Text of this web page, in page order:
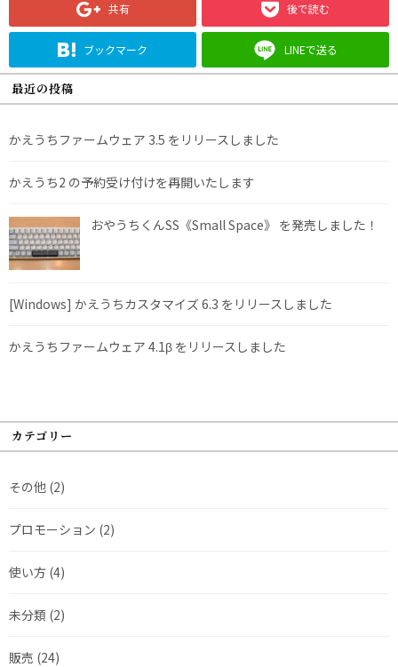
共有 後で読む
ブックマーク LINEで送る
最近の投稿
かえうちファームウェア 3.5 をリリースしました
かえうち2 の予約受け付けを再開いたします
おやうちくんSS《Small Space》 を発売しました！
[Windows] かえうちカスタマイズ 6.3 をリリースしました
かえうちファームウェア 4.1β をリリースしました
カテゴリー
その他 (2)
プロモーション (2)
使い方 (4)
未分類 (2)
販売 (24)